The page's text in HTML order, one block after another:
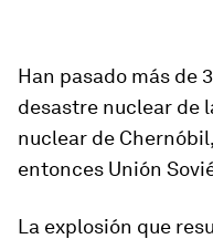
Han pasado más de
desastre nuclear de
nuclear de
entonces Unión
La explosión que